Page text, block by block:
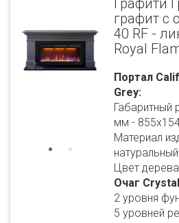
Графити
графит с
40 RF -
Royal
Портал
Grey:
Габаритный
мм -
Материал
Цвет
Очаг
2 уровня
5 уровней